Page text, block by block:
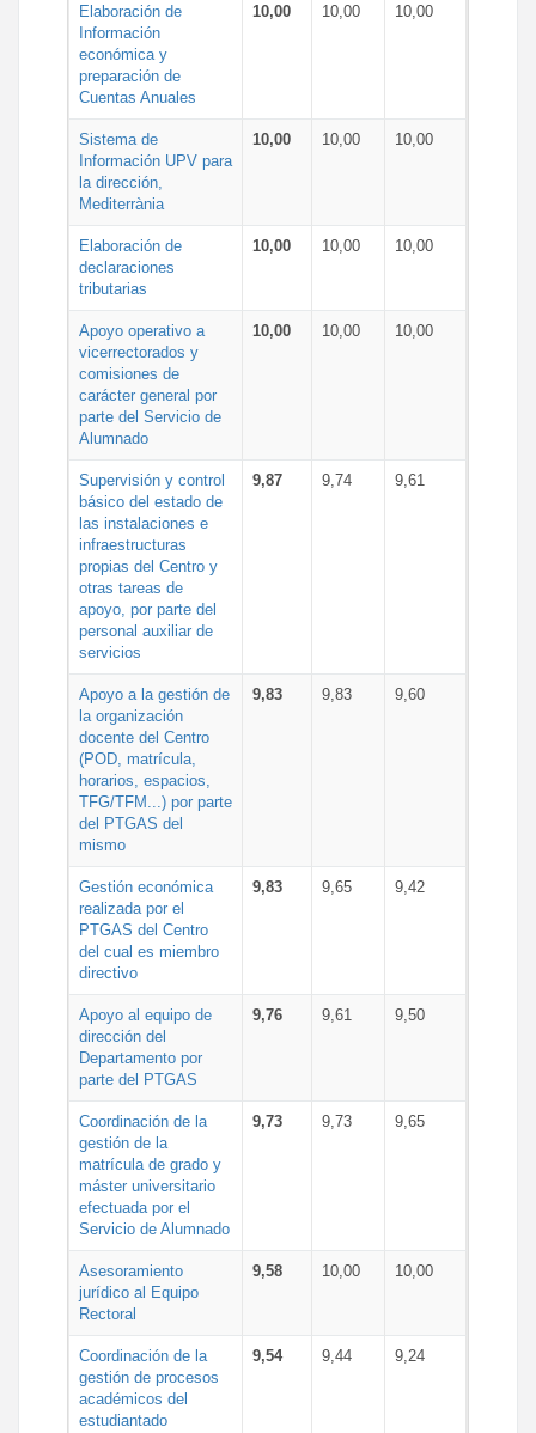
Elaboración de
Información
económica y
preparación de
Cuentas Anuales
10,00 10,00 10,00
Sistema de
Información UPV para
la dirección,
Mediterrània
10,00 10,00 10,00
Elaboración de
declaraciones
tributarias
10,00 10,00 10,00
Apoyo operativo a
vicerrectorados y
comisiones de
carácter general por
parte del Servicio de
Alumnado
10,00 10,00 10,00
Supervisión y control
básico del estado de
las instalaciones e
infraestructuras
propias del Centro y
otras tareas de
apoyo, por parte del
personal auxiliar de
servicios
9,87 9,74 9,61
Apoyo a la gestión de
la organización
docente del Centro
(POD, matrícula,
horarios, espacios,
TFG/TFM...) por parte
del PTGAS del
mismo
9,83 9,83 9,60
Gestión económica
realizada por el
PTGAS del Centro
del cual es miembro
directivo
9,83 9,65 9,42
Apoyo al equipo de
dirección del
Departamento por
parte del PTGAS
9,76 9,61 9,50
Coordinación de la
gestión de la
matrícula de grado y
máster universitario
efectuada por el
Servicio de Alumnado
9,73 9,73 9,65
Asesoramiento
jurídico al Equipo
Rectoral
9,58 10,00 10,00
Coordinación de la
gestión de procesos
académicos del
estudiantado
9,54 9,44 9,24